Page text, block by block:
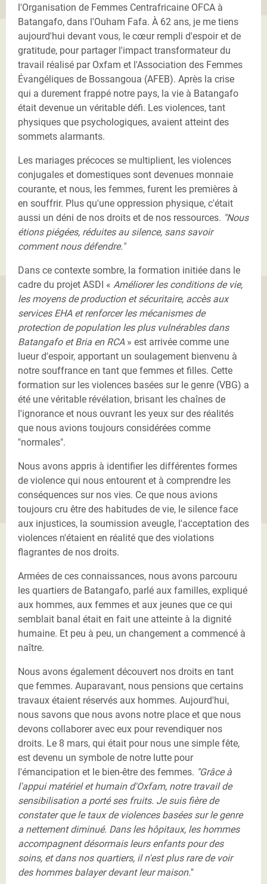
l'Organisation de Femmes Centrafricaine OFCA à
Batangafo, dans l'Ouham Fafa. À 62 ans, je me tiens
aujourd'hui devant vous, le cœur rempli d'espoir et de
gratitude, pour partager l'impact transformateur du
travail réalisé par Oxfam et l'Association des Femmes
Évangéliques de Bossangoua (AFEB). Après la crise
qui a durement frappé notre pays, la vie à Batangafo
était devenue un véritable défi. Les violences, tant
physiques que psychologiques, avaient atteint des
sommets alarmants.
Les mariages précoces se multiplient, les violences
conjugales et domestiques sont devenues monnaie
courante, et nous, les femmes, furent les premières à
en souffrir. Plus qu'une oppression physique, c'était
aussi un déni de nos droits et de nos ressources. "Nous
étions piégées, réduites au silence, sans savoir
comment nous défendre."
Dans ce contexte sombre, la formation initiée dans le
cadre du projet ASDI « Améliorer les conditions de vie,
les moyens de production et sécuritaire, accès aux
services EHA et renforcer les mécanismes de
protection de population les plus vulnérables dans
Batangafo et Bria en RCA» est arrivée comme une
lueur d'espoir, apportant un soulagement bienvenu à
notre souffrance en tant que femmes et filles. Cette
formation sur les violences basées sur le genre (VBG) a
été une véritable révélation, brisant les chaînes de
l'ignorance et nous ouvrant les yeux sur des réalités
que nous avions toujours considérées comme
"normales".
Nous avons appris à identifier les différentes formes
de violence qui nous entourent et à comprendre les
conséquences sur nos vies. Ce que nous avions
toujours cru être des habitudes de vie, le silence face
aux injustices, la soumission aveugle, l'acceptation des
violences n'étaient en réalité que des violations
flagrantes de nos droits.
Armées de ces connaissances, nous avons parcouru
les quartiers de Batangafo, parlé aux familles, expliqué
aux hommes, aux femmes et aux jeunes que ce qui
semblait banal était en fait une atteinte à la dignité
humaine. Et peu à peu, un changement a commencé à
naître.
Nous avons également découvert nos droits en tant
que femmes. Auparavant, nous pensions que certains
travaux étaient réservés aux hommes. Aujourd'hui,
nous savons que nous avons notre place et que nous
devons collaborer avec eux pour revendiquer nos
droits. Le 8 mars, qui était pour nous une simple fête,
est devenu un symbole de notre lutte pour
l'émancipation et le bien-être des femmes. "Grâce à
l'appui matériel et humain d'Oxfam, notre travail de
sensibilisation a porté ses fruits. Je suis fière de
constater que le taux de violences basées sur le genre
a nettement diminué. Dans les hôpitaux, les hommes
accompagnent désormais leurs enfants pour des
soins, et dans nos quartiers, il n'est plus rare de voir
des hommes balayer devant leur maison."